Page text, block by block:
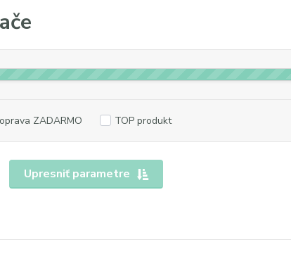
Upresniť parametre
ZADARMO TOP produkt